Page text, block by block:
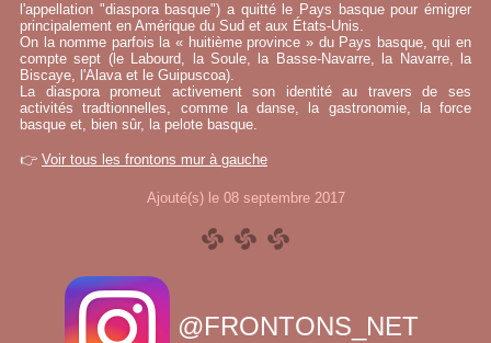
l'appellation "diaspora basque") a quitté le Pays basque pour émigrer
principalement en Amérique du Sud et aux États-Unis.
On la nomme parfois la « huitième province » du Pays basque, qui en
compte sept (le Labourd, la Soule, la Basse-Navarre, la Navarre, la
Biscaye, l'Alava et le Guipuscoa).
La diaspora promeut activement son identité au travers de ses
activités tradtionnelles, comme la danse, la gastronomie, la force
basque et, bien sûr, la pelote basque.
👉 Voir tous les frontons mur à gauche
Ajouté(s) le 08 septembre 2017
@FRONTONS_NET